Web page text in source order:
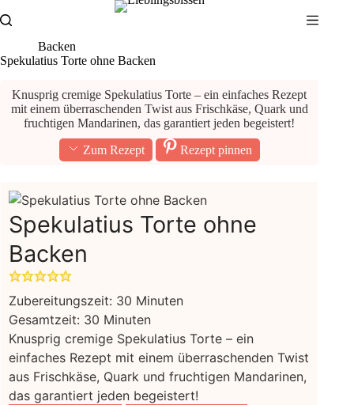
Inhalt
Backen
Spekulatius Torte ohne Backen
Knusprig cremige Spekulatius Torte – ein einfaches Rezept
mit einem überraschenden Twist aus Frischkäse, Quark und
fruchtigen Mandarinen, das garantiert jeden begeistert!
Zum Rezept
Rezept pinnen
Spekulatius Torte ohne
Backen
Zubereitungszeit: 30 Minuten
Minuten
Gesamtzeit: 30 Minuten
Minuten
Knusprig cremige Spekulatius Torte – ein
einfaches Rezept mit einem überraschenden Twist
aus Frischkäse, Quark und fruchtigen Mandarinen,
das garantiert jeden begeistert!